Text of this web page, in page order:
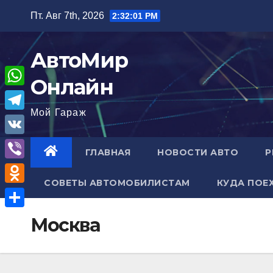
содержимому
Пт. Авг 7th, 2026 2:32:02 PM
АвтоМир
Онлайн
Мой Гараж
ГЛАВНАЯ НОВОСТИ АВТО
СОВЕТЫ АВТОМОБИЛИСТАМ КУДА
Москва
W
h
a
A
T
e
l
e
g
m
V
K
V
i
b
O
o
п